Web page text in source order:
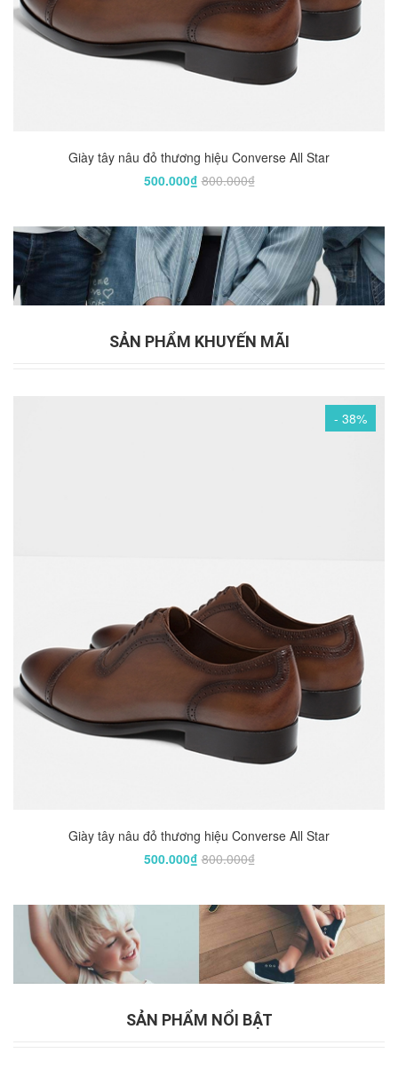
Giày tây nâu đỏ thương hiệu Converse All Star
500.000₫800.000₫
SẢN PHẨM KHUYẾN MÃI
- 38%
Giày tây nâu đỏ thương hiệu Converse All Star
500.000₫800.000₫
SẢN PHẨM NỔI BẬT